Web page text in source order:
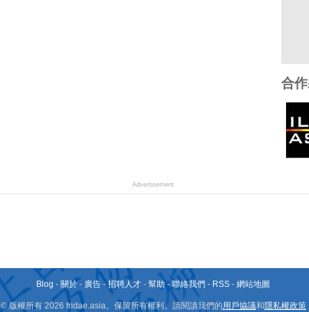
合
Advertisement
Blog - 關於 - 廣告 -招聘人才 - 幫助- 聯絡我們 - RSS - 網站地圖
© 版權所有 2026 fridae.asia。保留所有權利。請閱讀我們的用戶協議和隱私權政策